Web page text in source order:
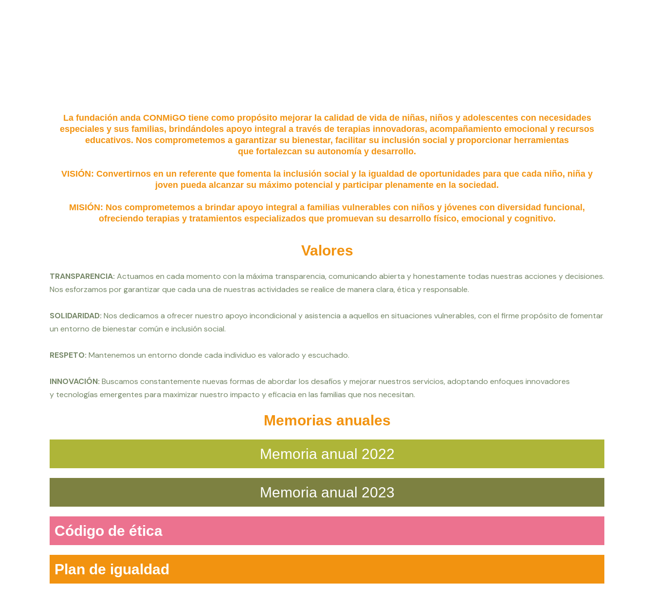
La fundación anda CONMiGO tiene como propósito mejorar la calidad de vida de niñas, niños y adolescentes con necesidades
especiales y sus familias, brindándoles apoyo integral a través de terapias innovadoras, acompañamiento emocional y recursos
educativos. Nos comprometemos a garantizar su bienestar, facilitar su inclusión social y proporcionar herramientas
que fortalezcan su autonomía y desarrollo.
VISIÓN: Convertirnos en un referente que fomenta la inclusión social y la igualdad de oportunidades para que cada niño, niña y
joven pueda alcanzar su máximo potencial y participar plenamente en la sociedad.
MISIÓN: Nos comprometemos a brindar apoyo integral a familias vulnerables con niños y jóvenes con diversidad funcional,
ofreciendo terapias y tratamientos especializados que promuevan su desarrollo físico, emocional y cognitivo.
Valores
TRANSPARENCIA: Actuamos en cada momento con la máxima transparencia, comunicando abierta y honestamente todas nuestras acciones y decisiones.
Nos esforzamos por garantizar que cada una de nuestras actividades se realice de manera clara, ética y responsable.
SOLIDARIDAD: Nos dedicamos a ofrecer nuestro apoyo incondicional y asistencia a aquellos en situaciones vulnerables, con el firme propósito de fomentar
un entorno de bienestar común e inclusión social.
RESPETO: Mantenemos un entorno donde cada individuo es valorado y escuchado.
INNOVACIÓN: Buscamos constantemente nuevas formas de abordar los desafíos y mejorarnuestros servicios, adoptando enfoques innovadores
y tecnologías emergentes para maximizar nuestro impacto y eficacia en las familias que nos necesitan.
Memorias anuales
Memoria anual 2022
Memoria anual 2023
Código de ética
Plan de igualdad